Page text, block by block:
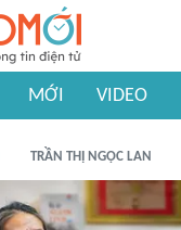
MỚI VIDEO
TRẦN THỊ NGỌC LAN